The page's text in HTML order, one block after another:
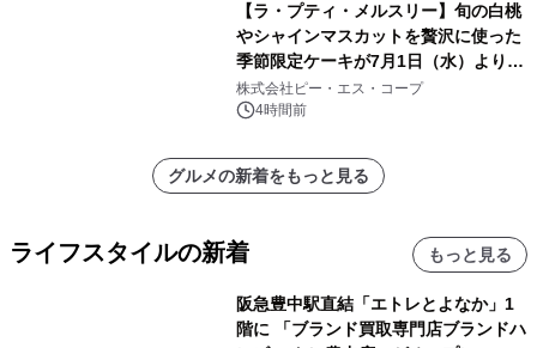
【ラ・プティ・メルスリー】旬の白桃
やシャインマスカットを贅沢に使った
季節限定ケーキが7月1日（水）より順
次登場！
株式会社ピー・エス・コープ
4時間前
グルメの新着をもっと見る
ライフスタイルの新着 もっと見る
阪急豊中駅直結「エトレとよなか」1
階に 「ブランド買取専門店ブランドハ